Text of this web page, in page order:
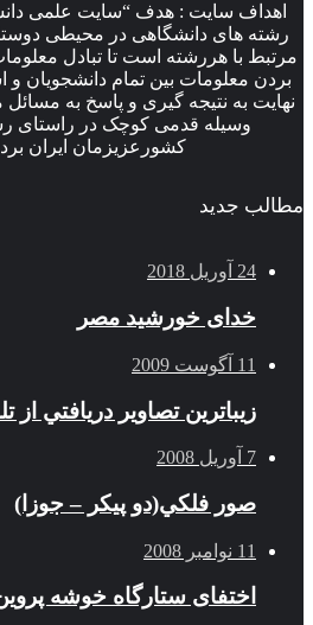
اهداف سایت : هدف “سایت علمی
رشته های دانشگاهی در محیطی
مرتبط با هررشته است تا تبادل
بردن معلومات بین تمام دانشجویان و
نهایت به نتیجه گیری و پاسخ به
وسیله قدمی کوچک در راستای
کشورعزیزمان ایران
مطالب جدید
24 آوریل 2018
خدای خورشید مصر
11 آگوست 2009
زيباترين تصاوير دريافتي
7 آوریل 2008
صور فلكي(دو پیکر – جوزا)
11 نوامبر 2008
اختفای ستارگاه خوشه